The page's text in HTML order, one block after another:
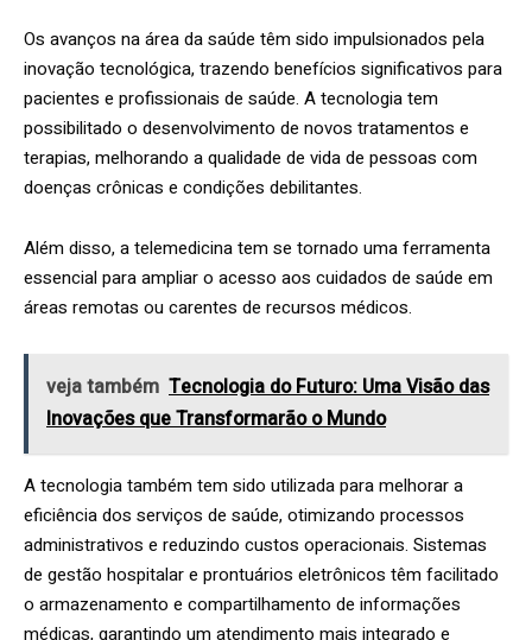
Os avanços na área da saúde têm sido impulsionados pela
inovação tecnológica, trazendo benefícios significativos para
pacientes e profissionais de saúde. A tecnologia tem
possibilitado o desenvolvimento de novos tratamentos e
terapias, melhorando a qualidade de vida de pessoas com
doenças crônicas e condições debilitantes.
Além disso, a telemedicina tem se tornado uma ferramenta
essencial para ampliar o acesso aos cuidados de saúde em
áreas remotas ou carentes de recursos médicos.
veja também Tecnologia do Futuro: Uma Visão das
Inovações que Transformarão o Mundo
A tecnologia também tem sido utilizada para melhorar a
eficiência dos serviços de saúde, otimizando processos
administrativos e reduzindo custos operacionais. Sistemas
de gestão hospitalar e prontuários eletrônicos têm facilitado
o armazenamento e compartilhamento de informações
médicas, garantindo um atendimento mais integrado e